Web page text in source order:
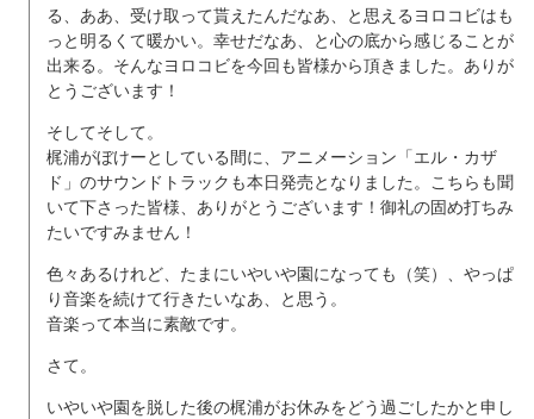
る、ああ、受け取って貰えたんだなあ、と思えるヨロコビはも
っと明るくて暖かい。幸せだなあ、と心の底から感じることが
出来る。そんなヨロコビを今回も皆様から頂きました。ありが
とうございます！
そしてそして。
梶浦がぼけーとしている間に、アニメーション「エル・カザ
ド」のサウンドトラックも本日発売となりました。こちらも聞
いて下さった皆様、ありがとうございます！御礼の固め打ちみ
たいですみません！
色々あるけれど、たまにいやいや園になっても（笑）、やっぱ
り音楽を続けて行きたいなあ、と思う。
音楽って本当に素敵です。
さて。
いやいや園を脱した後の梶浦がお休みをどう過ごしたかと申し